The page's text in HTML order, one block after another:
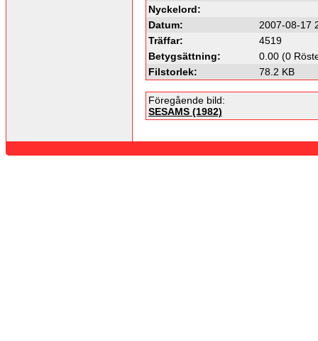
Nyckelord:
Datum:
2007-08-17
Träffar:
4519
Betygsättning:
0.00 (0
Filstorlek:
78.2 KB
Föregående bild:
SESAMS (1982)